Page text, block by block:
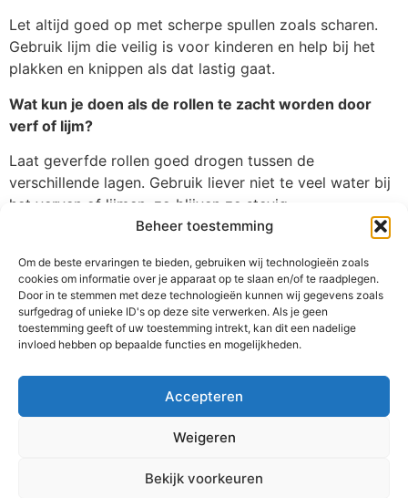
Beheer toestemming
Om de beste ervaringen te bieden, gebruiken wij technologieën zoals
cookies om informatie over je apparaat op te slaan en/of te raadplegen.
Door in te stemmen met deze technologieën kunnen wij gegevens zoals
surfgedrag of unieke ID's op deze site verwerken. Als je geen
toestemming geeft of uw toestemming intrekt, kan dit een nadelige
invloed hebben op bepaalde functies en mogelijkheden.
Accepteren
Weigeren
Bekijk voorkeuren
Let altijd goed op met scherpe spullen zoals scharen.
Gebruik lijm die veilig is voor kinderen en help bij het
plakken en knippen als dat lastig gaat.
Wat kun je doen als de rollen te zacht worden door
verf of lijm?
Laat geverfde rollen goed drogen tussen de
verschillende lagen. Gebruik liever niet te veel water bij
het verven of lijmen, zo blijven ze stevig.
gerelateerde berichten
VORIGE
Franse klassieker: Clafoutis recept voor thuisbakkers
DE VOLGENDE
PrivacybeleidAlgemene Voorwaarden